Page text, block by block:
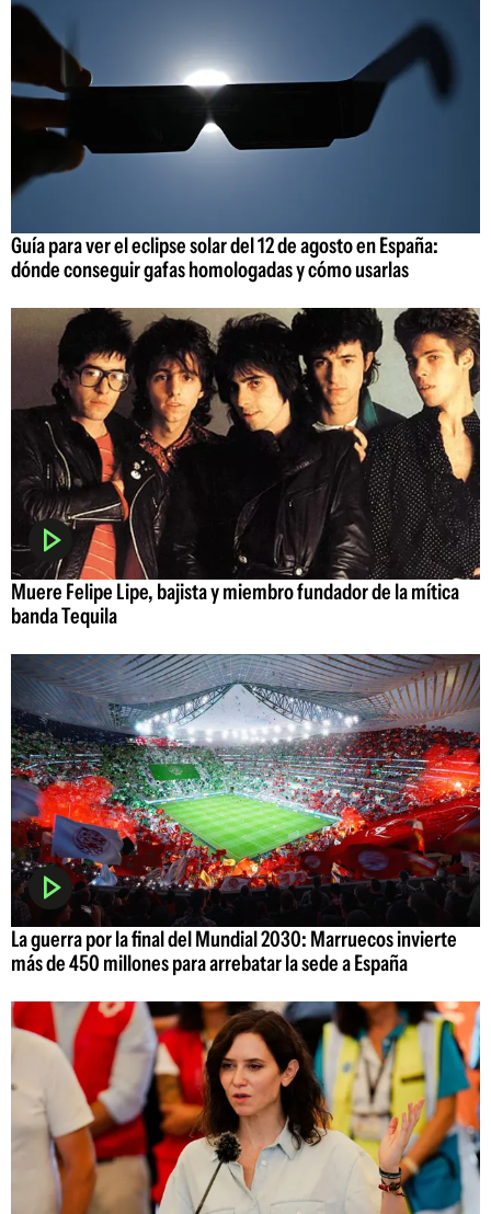
Guía para ver el eclipse solar del 12 de agosto en España:
dónde conseguir gafas homologadas y cómo usarlas
Muere Felipe Lipe, bajista y miembro fundador de la mítica
banda Tequila
La guerra por la final del Mundial 2030: Marruecos invierte
más de 450 millones para arrebatar la sede a España